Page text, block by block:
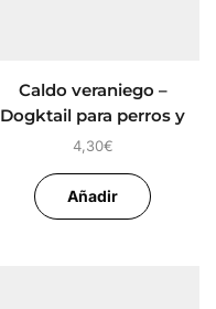
Caldo veraniego –
Dogktail para perros y
gatos
4,30€
Añadir